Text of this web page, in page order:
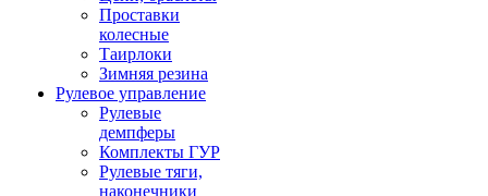
Проставки
колесные
Таирлоки
Зимняя резина
Рулевое управление
Рулевые
демпферы
Комплекты ГУР
Рулевые тяги,
наконечники